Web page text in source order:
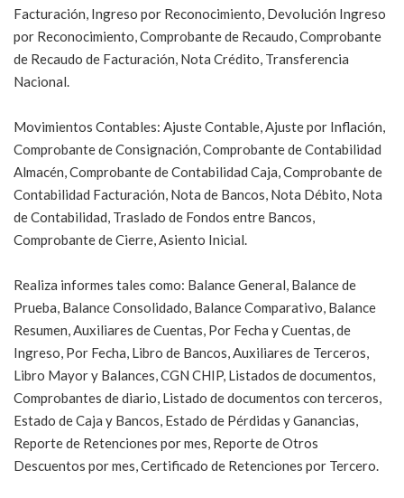
Facturación, Ingreso por Reconocimiento, Devolución Ingreso
por Reconocimiento, Comprobante de Recaudo, Comprobante
de Recaudo de Facturación, Nota Crédito, Transferencia
Nacional.
Movimientos Contables: Ajuste Contable, Ajuste por Inflación,
Comprobante de Consignación, Comprobante de Contabilidad
Almacén, Comprobante de Contabilidad Caja, Comprobante de
Contabilidad Facturación, Nota de Bancos, Nota Débito, Nota
de Contabilidad, Traslado de Fondos entre Bancos,
Comprobante de Cierre, Asiento Inicial.
Realiza informes tales como: Balance General, Balance de
Prueba, Balance Consolidado, Balance Comparativo, Balance
Resumen, Auxiliares de Cuentas, Por Fecha y Cuentas, de
Ingreso, Por Fecha, Libro de Bancos, Auxiliares de Terceros,
Libro Mayor y Balances, CGN CHIP, Listados de documentos,
Comprobantes de diario, Listado de documentos con terceros,
Estado de Caja y Bancos, Estado de Pérdidas y Ganancias,
Reporte de Retenciones por mes, Reporte de Otros
Descuentos por mes, Certificado de Retenciones por Tercero.